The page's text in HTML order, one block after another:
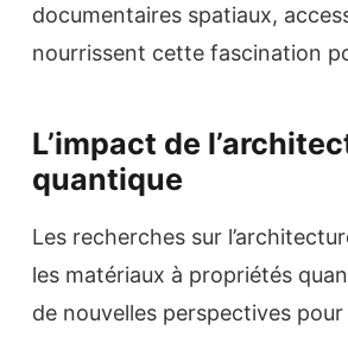
documentaires spatiaux,
nourrissent cette fascination
L’impact de
quantique
Les recherches sur
les matériaux à propriétés
de nouvelles perspectives